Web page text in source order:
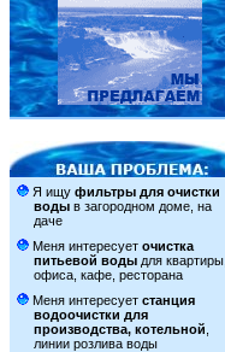
Я ищу фильтры для очистки
воды в загородном доме, на
даче
Меня интересует очистка
питьевой воды для квартиры,
офиса, кафе, ресторана
Меня интересует станция
водоочистки для
производства, котельной
линии розлива воды